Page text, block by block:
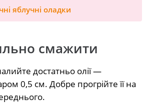
яблучні оладки
смажити
достатньо олії —
0,5 см. Добре прогрійте її на